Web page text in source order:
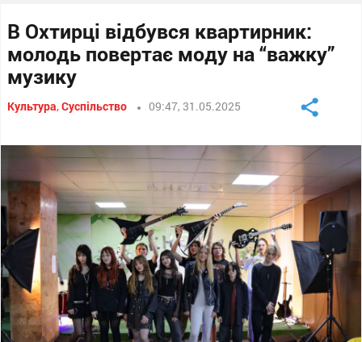
В Охтирці відбувся квартирник:
молодь повертає моду на “важку”
музику
Культура,Суспільство 09:47, 31.05.2025